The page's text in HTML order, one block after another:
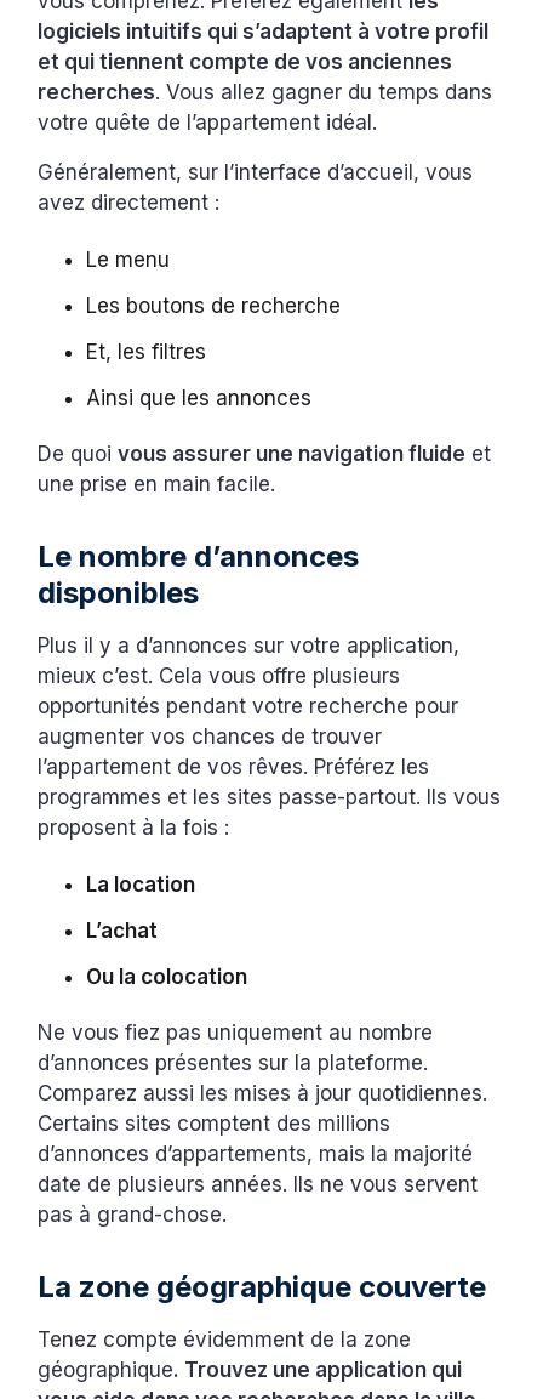
logiciels intuitifs qui s’adaptent à votre profil
et qui tiennent compte de vos anciennes
recherches. Vous allez gagner du temps dans
votre quête de l’appartement idéal.
Généralement, sur l’interface d’accueil, vous
avez directement :
Le menu
Les boutons de recherche
Et, les filtres
Ainsi que les annonces
De quoivous assurer une navigation fluide et
une prise en main facile.
Le nombre d’annonces
disponibles
Plus il y a d’annonces sur votre application,
mieux c’est. Cela vous offre plusieurs
opportunités pendant votre recherche pour
augmenter vos chances de trouver
l’appartement de vos rêves. Préférez les
programmes et les sites passe-partout. Ils vous
proposent à la fois :
La location
L’achat
Ou la colocation
Ne vous fiez pas uniquement au nombre
d’annonces présentes sur la plateforme.
Comparez aussi les mises à jour quotidiennes.
Certains sites comptent des millions
d’annonces d’appartements, mais la majorité
date de plusieurs années. Ils ne vous servent
pas à grand-chose.
La zone géographique couverte
Tenez compte évidemment de la zone
géographique. Trouvez une application qui